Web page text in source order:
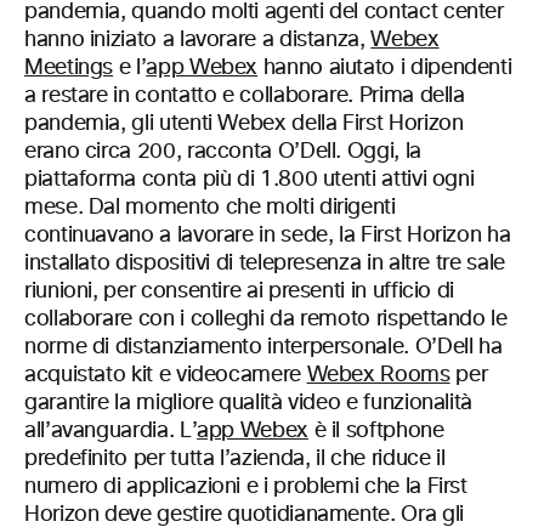
pandemia, quando molti agenti del contact center
hanno iniziato a lavorare a distanza,Webex
Meetings e l’app Webex hanno aiutato i dipendenti
a restare in contatto e collaborare. Prima della
pandemia, gli utenti Webex della First Horizon
erano circa 200, racconta O’Dell. Oggi, la
piattaforma conta più di 1.800 utenti attivi ogni
mese. Dal momento che molti dirigenti
continuavano a lavorare in sede, la First Horizon ha
installato dispositivi di telepresenza in altre tre sale
riunioni, per consentire ai presenti in ufficio di
collaborare con i colleghi da remoto rispettando le
norme di distanziamento interpersonale. O’Dell ha
acquistato kit e videocamere Webex Roomsper
garantire la migliore qualità video e funzionalità
all’avanguardia. L’app Webex è il softphone
predefinito per tutta l’azienda, il che riduce il
numero di applicazioni e i problemi che la First
Horizon deve gestire quotidianamente. Ora gli